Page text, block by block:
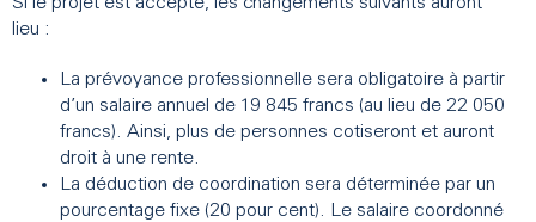
lieu :
La prévoyance professionnelle sera obligatoire à partir
d’un salaire annuel de 19 845 francs (au lieu de 22 050
francs). Ainsi, plus de personnes cotiseront et auront
droit à une rente.
La déduction de coordination sera déterminée par un
pourcentage fixe (20 pour cent). Le salaire coordonné